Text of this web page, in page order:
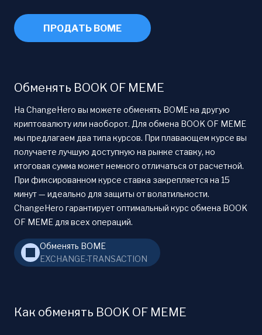
ПРОДАТЬ BOME
Обменять BOOK OF MEME
На ChangeHero вы можете обменять BOME на другую
криптовалюту или наоборот. Для обмена BOOK OF MEME
мы предлагаем два типа курсов. При плавающем курсе вы
получаете лучшую доступную на рынке ставку, но
итоговая сумма может немного отличаться от расчетной.
При фиксированном курсе ставка закрепляется на 15
минут — идеально для защиты от волатильности.
ChangeHero гарантирует оптимальный курс обмена BOOK
OF MEME для всех операций.
Обменять BOME
EXCHANGE-TRANSACTION
Как обменять BOOK OF MEME